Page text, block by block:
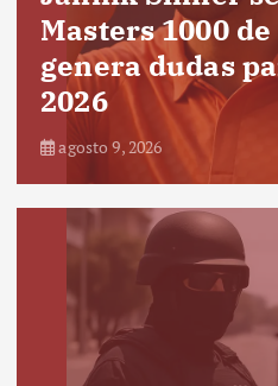
Masters 1000
genera dudas
2026
agosto 9, 2026